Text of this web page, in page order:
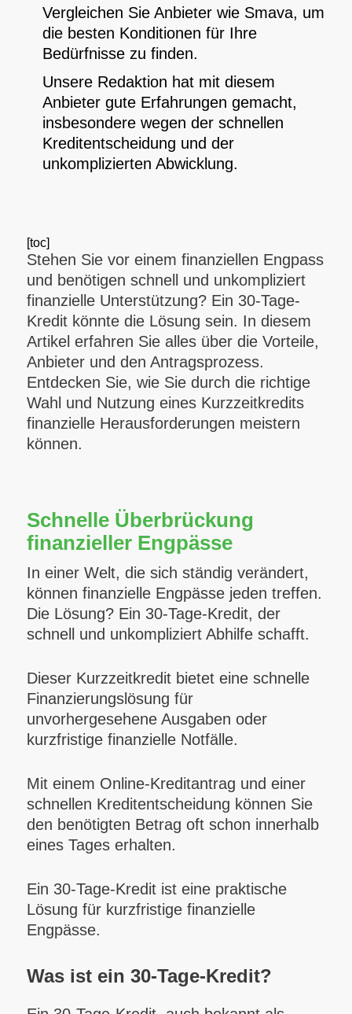
Vergleichen Sie Anbieter wie Smava, um
die besten Konditionen für Ihre
Bedürfnisse zu finden.
Unsere Redaktion hat mit diesem
Anbieter gute Erfahrungen gemacht,
insbesondere wegen der schnellen
Kreditentscheidung und der
unkomplizierten Abwicklung.
[toc]
Stehen Sie vor einem finanziellen Engpass
und benötigen schnell und unkompliziert
finanzielle Unterstützung? Ein 30-Tage-
Kredit könnte die Lösung sein. In diesem
Artikel erfahren Sie alles über die Vorteile,
Anbieter und den Antragsprozess.
Entdecken Sie, wie Sie durch die richtige
Wahl und Nutzung eines Kurzzeitkredits
finanzielle Herausforderungen meistern
können.
Schnelle Überbrückung
finanzieller Engpässe
In einer Welt, die sich ständig verändert,
können finanzielle Engpässe jeden treffen.
Die Lösung? Ein 30-Tage-Kredit, der
schnell und unkompliziert Abhilfe schafft.
Dieser Kurzzeitkredit bietet eine schnelle
Finanzierungslösung für
unvorhergesehene Ausgaben oder
kurzfristige finanzielle Notfälle.
Mit einem Online-Kreditantrag und einer
schnellen Kreditentscheidung können Sie
den benötigten Betrag oft schon innerhalb
eines Tages erhalten.
Ein 30-Tage-Kredit ist eine praktische
Lösung für kurzfristige finanzielle
Engpässe.
Was ist ein 30-Tage-Kredit?